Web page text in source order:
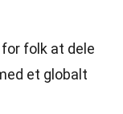
folk at dele
et globalt